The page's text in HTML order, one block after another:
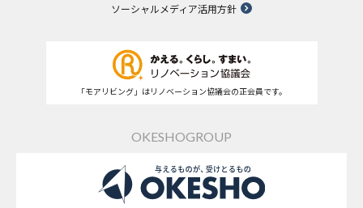
ソーシャルメディア活用方針
「モアリビング」はリノベーション協議会の正会員です。
OKESHOGROUP